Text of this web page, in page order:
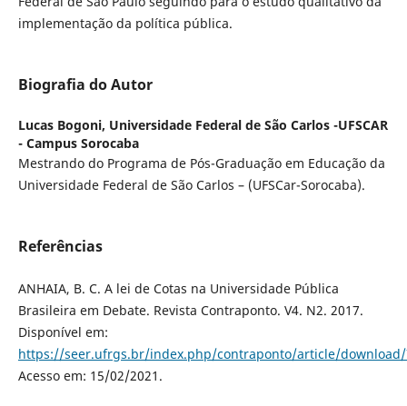
implementação da política pública.
Biografia do Autor
Lucas Bogoni, Universidade Federal de São Carlos -UFSCAR
- Campus Sorocaba
Mestrando do Programa de Pós-Graduação em Educação da
Universidade Federal de São Carlos – (UFSCar-Sorocaba).
Referências
ANHAIA, B. C. A lei de Cotas na Universidade Pública
Brasileira em Debate. Revista Contraponto. V4. N2. 2017.
Disponível em:
https://seer.ufrgs.br/index.php/contraponto/article/download/
Acesso em: 15/02/2021.